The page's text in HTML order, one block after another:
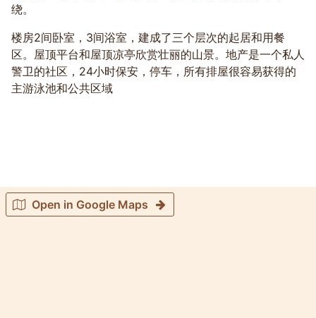
绕。
楼房2间卧室，3间浴室，建成了三个层次的起居和用餐
区。屋顶平台和屋顶凉亭欣赏壮丽的山景。地产是一个私人
警卫的社区，24小时保安，停车，所有排屋很容易获得的
主游泳池和公共区域
Open in Google Maps